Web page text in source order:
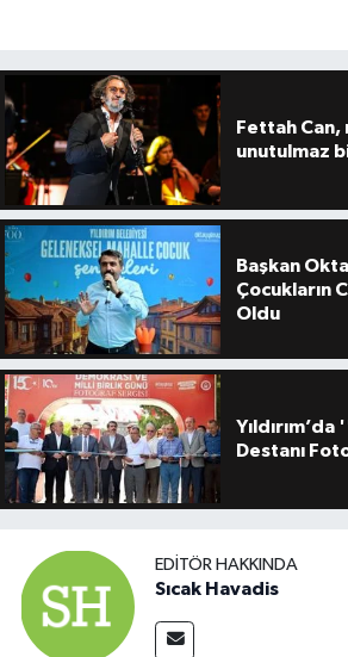
Fettah
unutulmaz
Başkan
Çocukların
Oldu
Destanı
EDITÖR HAKKINDA
Sıcak Havadis